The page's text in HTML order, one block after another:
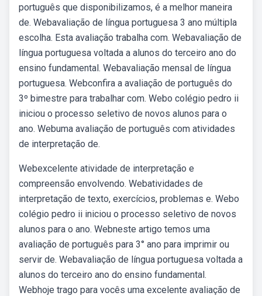
português que disponibilizamos, é a melhor maneira
de. Webavaliação de língua portuguesa 3 ano múltipla
escolha. Esta avaliação trabalha com. Webavaliação de
língua portuguesa voltada a alunos do terceiro ano do
ensino fundamental. Webavaliação mensal de língua
portuguesa. Webconfira a avaliação de português do
3º bimestre para trabalhar com. Webo colégio pedro ii
iniciou o processo seletivo de novos alunos para o
ano. Webuma avaliação de português com atividades
de interpretação de.
Webexcelente atividade de interpretação e
compreensão envolvendo. Webatividades de
interpretação de texto, exercícios, problemas e. Webo
colégio pedro ii iniciou o processo seletivo de novos
alunos para o ano. Webneste artigo temos uma
avaliação de português para 3° ano para imprimir ou
servir de. Webavaliação de língua portuguesa voltada a
alunos do terceiro ano do ensino fundamental.
Webhoje trago para vocês uma excelente avaliação de